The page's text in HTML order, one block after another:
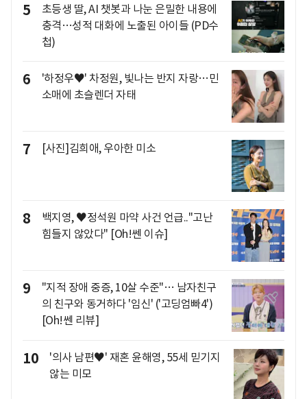
5
초등생 딸, AI 챗봇과 나눈 은밀한 내용에
충격…성적 대화에 노출된 아이들 (PD수
첩)
6
'하정우♥' 차정원, 빛나는 반지 자랑…민
소매에 초슬렌더 자태
7 [사진]김희애, 우아한 미소
8
백지영, ♥정석원 마약 사건 언급.."고난
힘들지 않았다" [Oh!쎈 이슈]
9
"지적 장애 중증, 10살 수준"… 남자친구
의 친구와 동거하다 '임신' ('고딩엄빠4')
[Oh!쎈 리뷰]
10
'의사 남편♥' 재혼 윤해영, 55세 믿기지
않는 미모